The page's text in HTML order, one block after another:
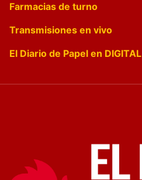
Farmacias de turno
Transmisiones en vivo
El Diario de Papel en DIGITAL